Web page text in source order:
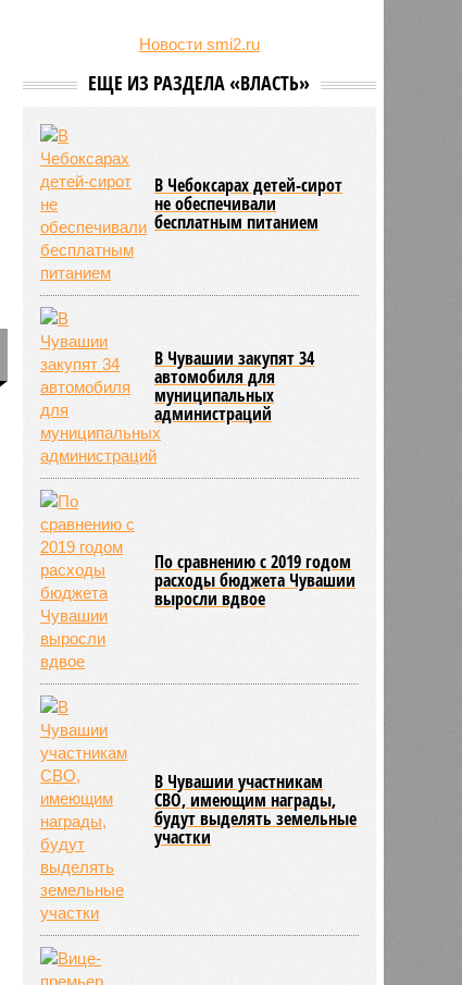
Новости smi2.ru
ЕЩЕ ИЗ РАЗДЕЛА «ВЛАСТЬ»
В Чебоксарах детей-сирот
не обеспечивали
бесплатным питанием
В Чувашии закупят 34
автомобиля для
муниципальных
администраций
По сравнению с 2019 годом
расходы бюджета Чувашии
выросли вдвое
В Чувашии участникам
СВО, имеющим награды,
будут выделять земельные
участки